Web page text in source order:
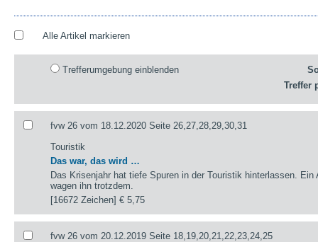
Alle Artikel markieren
Trefferumgebung einblenden
Treffer
fvw 26 vom 18.12.2020 Seite 26,27,28,29,30,31
Touristik
Das war, das wird …
Das Krisenjahr hat tiefe Spuren in der Touristik hinterlassen.
wagen ihn trotzdem.
[16672 Zeichen]€ 5,75
fvw 26 vom 20.12.2019 Seite 18,19,20,21,22,23,24,25